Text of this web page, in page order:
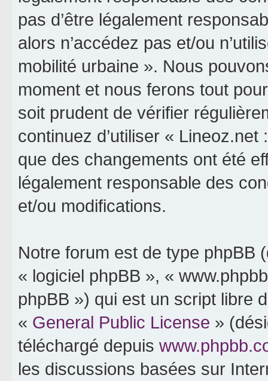
pas d’être légalement
alors n’accédez pas et/ou
mobilité urbaine ». Nous
moment et nous ferons tout
soit prudent de vérifier
continuez d’utiliser «
que des changements ont été
légalement responsable des
et/ou modifications.
Notre forum est de type phpBB
« logiciel phpBB », «
phpBB ») qui est un script libre
« General Public License »
téléchargé depuis
les discussions basées sur